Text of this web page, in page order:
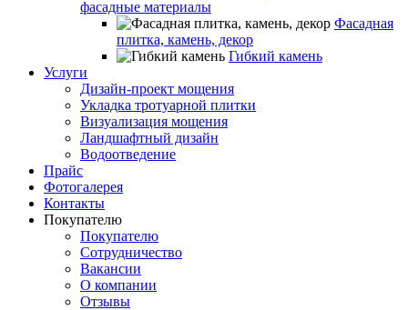
фасадные материалы
Фасадная
плитка, камень, декор
Гибкий камень
Услуги
Дизайн-проект мощения
Укладка тротуарной плитки
Визуализация мощения
Ландшафтный дизайн
Водоотведение
Прайс
Фотогалерея
Контакты
Покупателю
Покупателю
Сотрудничество
Вакансии
О компании
Отзывы